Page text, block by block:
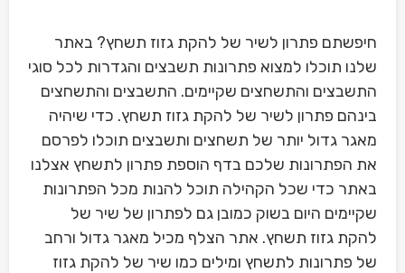
חיפשתם פתרון לשיר של להקת גזוז תשחץ? באתר
שלנו תוכלו למצוא פתרונות תשבצים והגדרות לכל סוגי
התשבצים והתשחצים שקיימים. התשבצים והתשחצים
בינהם פתרון לשיר של להקת גזוז תשחץ. כדי שיהיה
מאגר גדול יותר של תשחצים ותשבצים תוכלו לפרסם
את הפתרונות שלכם בדף הוספת פתרון לתשחץ אצלנו
באתר כדי שכל הקהילה תוכל להנות מכל הפתרונות
שקיימים היום בשוק כמובן גם לפתרון של שיר של
להקת גזוז תשחץ. אתר הצלף מכיל מאגר גדול ורחב
של פתרונות לתשחץ ומילים כמו שיר של להקת גזוז